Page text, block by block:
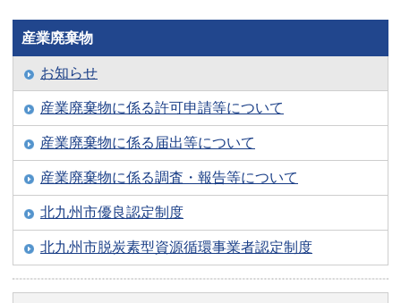
産業廃棄物
お知らせ
産業廃棄物に係る許可申請等について
産業廃棄物に係る届出等について
産業廃棄物に係る調査・報告等について
北九州市優良認定制度
北九州市脱炭素型資源循環事業者認定制度